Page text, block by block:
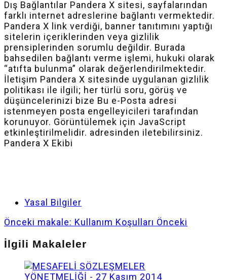
Dış Bağlantılar Pandera X sitesi, sayfalarından
farklı internet adreslerine bağlantı vermektedir.
Pandera X link verdiği, banner tanıtımını yaptığı
sitelerin içeriklerinden veya gizlilik
prensiplerinden sorumlu değildir. Burada
bahsedilen bağlantı verme işlemi, hukuki olarak
“atıfta bulunma” olarak değerlendirilmektedir.
İletişim Pandera X sitesinde uygulanan gizlilik
politikası ile ilgili; her türlü soru, görüş ve
düşüncelerinizi bize Bu e-Posta adresi
istenmeyen posta engelleyicileri tarafından
korunuyor. Görüntülemek için JavaScript
etkinleştirilmelidir. adresinden iletebilirsiniz.
Pandera X Ekibi
Yasal Bilgiler
Önceki makale: Kullanım Koşulları Önceki
İlgili Makaleler